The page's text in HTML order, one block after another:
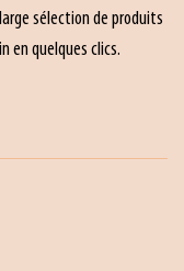
sélection de produits
en quelques clics.